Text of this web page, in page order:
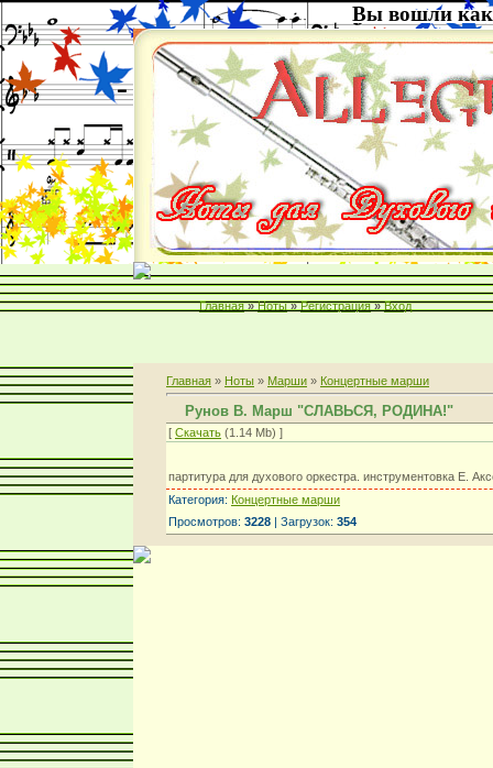
Вы вошли как
Главная » Ноты » Регистрация » Вход
Главная » Ноты » Марши » Концертные марши
Рунов В. Марш "СЛАВЬСЯ, РОДИНА!"
[ Скачать (1.14 Mb) ]
партитура для духового оркестра. инструментовка Е.
Категория: Концертные марши
Просмотров: 3228 | Загрузок: 354